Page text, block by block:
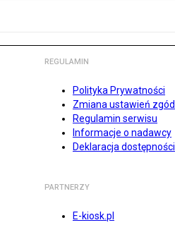
REGULAMIN
Polityka Prywatności
Zmiana ustawień zgód
Regulamin serwisu
Informacje o nadawcy
Deklaracja dostępności
PARTNERZY
E-kiosk.pl